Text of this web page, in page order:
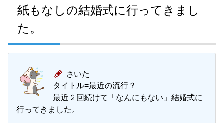
紙もなしの結婚式に行ってきまし
た。
さいた
タイトル=最近の流行？
最近２回続けて「なんにもない」結婚式に
行ってきました。